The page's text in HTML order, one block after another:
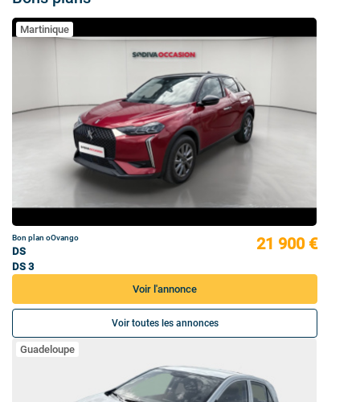
Martinique
Bon plan oOvango
DS
DS 3
21 900 €
Voir l'annonce
Voir toutes les annonces
Guadeloupe